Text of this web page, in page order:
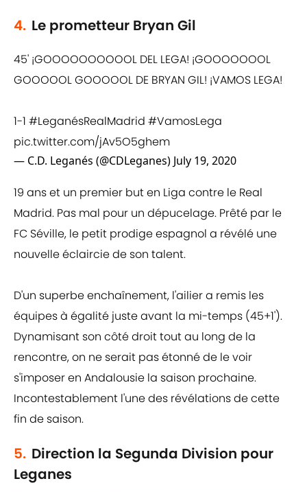
4. Le prometteur Bryan Gil
45' ¡GOOOOOOOOOOL DEL LEGA! ¡GOOOOOOOL
GOOOOOL GOOOOOL DE BRYAN GIL! ¡VAMOS LEGA!
1-1 #LeganésRealMadrid #VamosLega
pic.twitter.com/jAv5O5ghem
— C.D. Leganés (@CDLeganes) July 19, 2020
19 ans et un premier but en Liga contre le Real
Madrid. Pas mal pour un dépucelage. Prêté par le
FC Séville, le petit prodige espagnol a révélé une
nouvelle éclaircie de son talent.
D'un superbe enchaînement, l'ailier a remis les
équipes à égalité juste avant la mi-temps (45+1').
Dynamisant son côté droit tout au long de la
rencontre, on ne serait pas étonné de le voir
s'imposer en Andalousie la saison prochaine.
Incontestablement l'une des révélations de cette
fin de saison.
5. Direction la Segunda Division pour
Leganes